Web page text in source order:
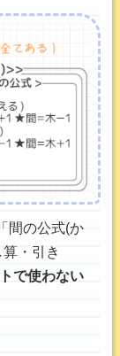
間の公式(か
・引き
で使わない